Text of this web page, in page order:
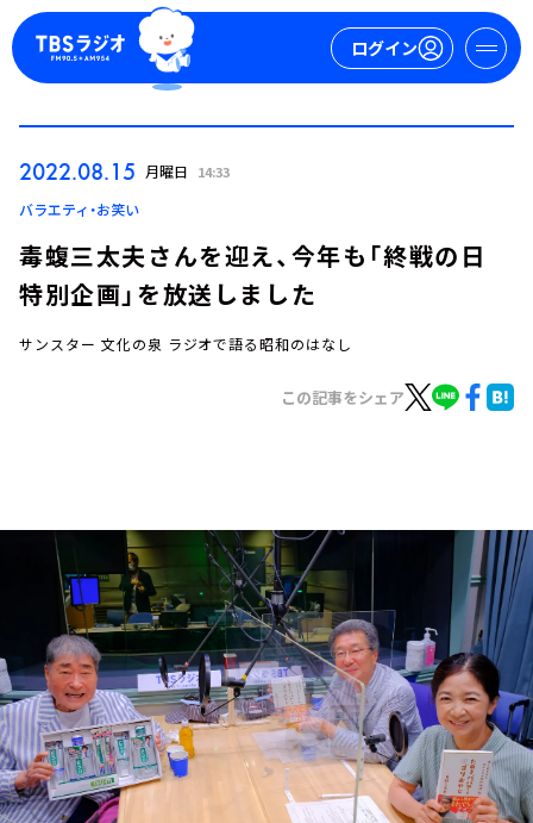
ログイン
ログイン
お知らせ
イベント・グッズ
YouTube
会社情報
2022.08.15 月曜日 14:33
バラエティ・お笑い
毒蝮三太夫さんを迎え、今年も「終戦の日
特別企画」を放送しました
サンスター 文化の泉 ラジオで語る昭和のはなし
この記事をシェア